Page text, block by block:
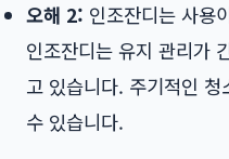
오해 2: 인조잔디는 사용
인조잔디는 유지 관리가
고 있습니다. 주기적인
수 있습니다.